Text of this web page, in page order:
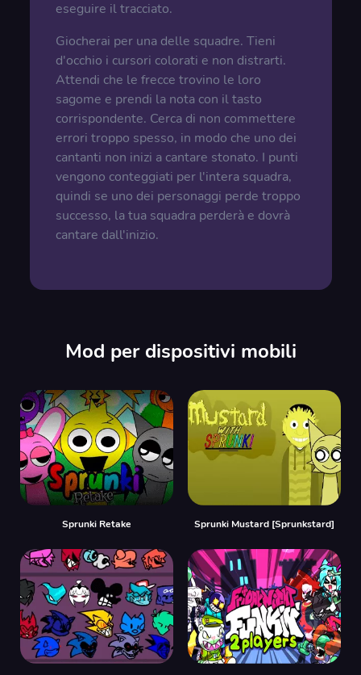
eseguire il tracciato.
Giocherai per una delle squadre. Tieni
d'occhio i cursori colorati e non distrarti.
Attendi che le frecce trovino le loro
sagome e prendi la nota con il tasto
corrispondente. Cerca di non commettere
errori troppo spesso, in modo che uno dei
cantanti non inizi a cantare stonato. I punti
vengono conteggiati per l'intera squadra,
quindi se uno dei personaggi perde troppo
successo, la tua squadra perderà e dovrà
cantare dall'inizio.
Mod per dispositivi mobili
Sprunki Retake Sprunki Mustard [Sprunkstard]